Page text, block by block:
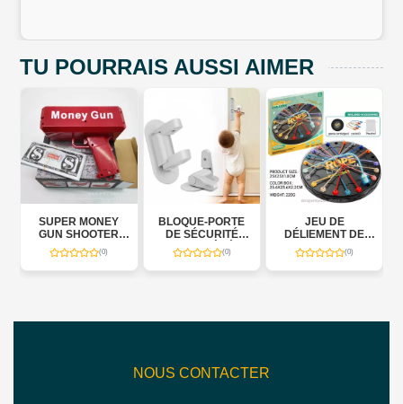
TU POURRAIS AUSSI AIMER
BLOQUE-PORTE
DE SÉCURITÉ
POUR BÉBÉ
JEU DE
DÉLIEMENT DE
CORDE
ENTRAÎNEUR DE
TENNIS DE TABLE
KIDS
NOUS CONTACTER